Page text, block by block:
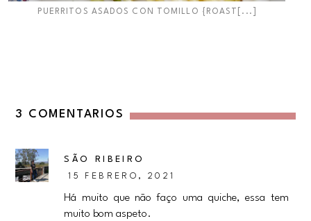
PUERRITOS ASADOS CON TOMILLO {ROAST[...]
3 COMENTARIOS
SÃO RIBEIRO
15 FEBRERO, 2021
Há muito que não faço uma quiche, essa tem
muito bom aspeto.